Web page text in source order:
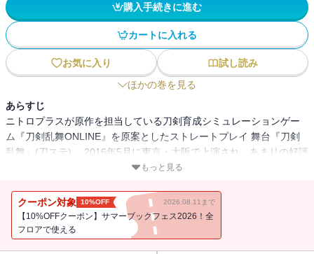
購入手続きに進む
カートに入れる
お気に入り
試し読み
ほかの巻を見る
あらすじ
ニトロプラスが原作を担当している刀剣育成シミュレーションゲー
ム『刀剣乱舞ONLINE』を原案としたストレートプレイ 舞台『刀剣
乱舞』(刀ステ)。 2016年5月に東京・大阪で上演され、あまりの好評
に同年12月には公演数を大幅に増やした上で再演された「刀ステ」1
加えて、脚本・演出を担当した“末満健一”氏による後書きも収録。
文字で紡がれる『刀剣乱舞ONLINE』の新たな本丸世界をぜひご体験
ください！
もっと見る
クーポン対象 10%OFF 2026.08.11まで
【10%OFFクーポン】サマーブックフェス2026！全
フロアで使える